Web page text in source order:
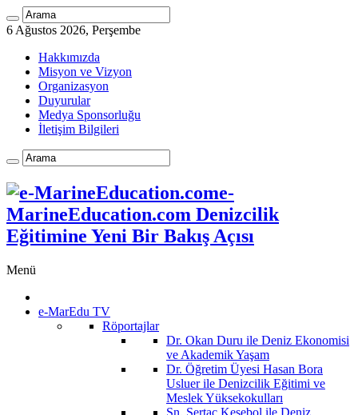
6 Ağustos 2026, Perşembe
Hakkımızda
Misyon ve Vizyon
Organizasyon
Duyurular
Medya Sponsorluğu
İletişim Bilgileri
e-
MarineEducation.com Denizcilik
Eğitimine Yeni Bir Bakış Açısı
Menü
e-MarEdu TV
Röportajlar
Dr. Okan Duru ile Deniz Ekonomisi
ve Akademik Yaşam
Dr. Öğretim Üyesi Hasan Bora
Usluer ile Denizcilik Eğitimi ve
Meslek Yüksekokulları
Sn. Sertaç Kesebol ile Deniz